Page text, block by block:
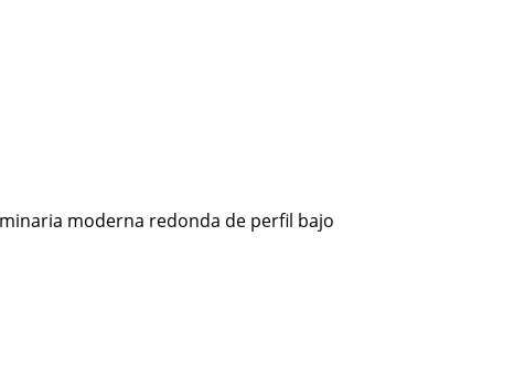
moderna redonda de perfil bajo